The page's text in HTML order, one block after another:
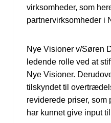
virksomheder, som
partnervirksomheder i
Nye Visioner v/Søren
ledende rolle ved at
Nye Visioner.
tilskyndet til
reviderede priser, som
har kunnet give input